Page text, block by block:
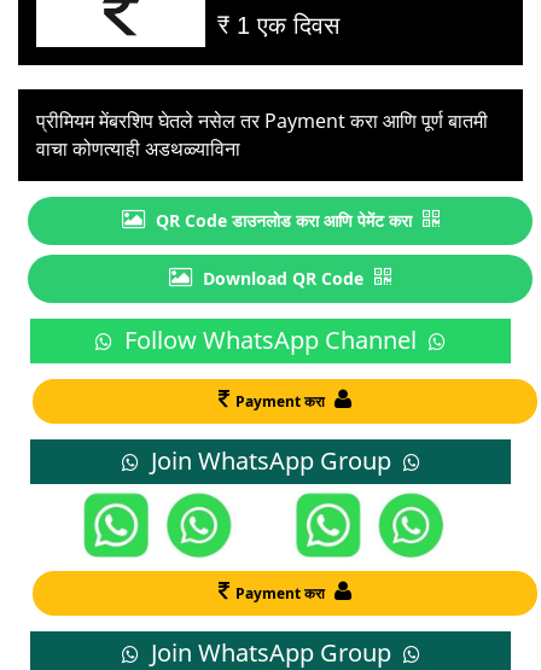
₹ 1 एक दिवस
प्रीमियम मेंबरशिप घेतले नसेल तर Payment करा आणि पूर्ण बातमी
वाचा कोणत्याही अडथळ्याविना
QR Code डाउनलोड करा आणि पेमेंट करा
Download QR Code
Follow WhatsApp Channel
Payment करा
Join WhatsApp Group
Payment करा
Join WhatsApp Group